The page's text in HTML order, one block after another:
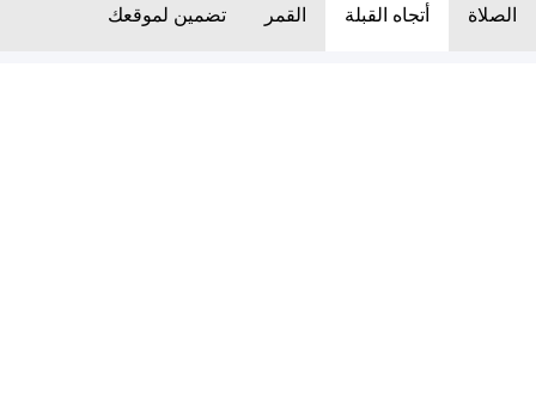
الصلاة أتجاه القبلة القمر تضمين لموقعك